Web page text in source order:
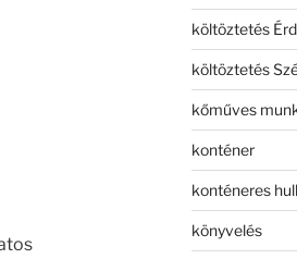
költöztetés Érd
költöztetés
kőműves
konténer
konténeres
könyvelés